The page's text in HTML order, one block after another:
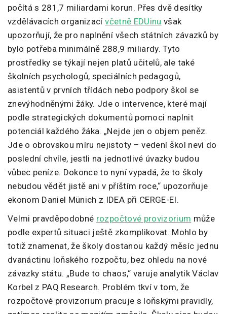
počítá s 281,7 miliardami korun. Přes dvě desítky
vzdělávacích organizacívčetně EDUinu však
upozorňují, že pro naplnění všech státních závazků by
bylo potřeba minimálně 288,9 miliardy. Tyto
prostředky se týkají nejen platů učitelů, ale také
školních psychologů, speciálních pedagogů,
asistentů v prvních třídách nebo podpory škol se
znevýhodněnými žáky. Jde o intervence, které mají
podle strategických dokumentů pomoci naplnit
potenciál každého žáka. „Nejde jen o objem peněz.
Jde o obrovskou míru nejistoty – vedení škol neví do
poslední chvíle, jestli na jednotlivé úvazky budou
vůbec peníze. Dokonce to nyní vypadá, že to školy
nebudou vědět jistě ani v příštím roce,“ upozorňuje
ekonom Daniel Münich z IDEA při CERGE-EI.
Velmi pravděpodobné rozpočtové provizorium může
podle expertů situaci ještě zkomplikovat. Mohlo by
totiž znamenat, že školy dostanou každý měsíc jednu
dvanáctinu loňského rozpočtu, bez ohledu na nové
závazky státu. „Bude to chaos,“ varuje analytik Václav
Korbel z PAQ Research. Problém tkví v tom, že
rozpočtové provizorium pracuje s loňskými pravidly,